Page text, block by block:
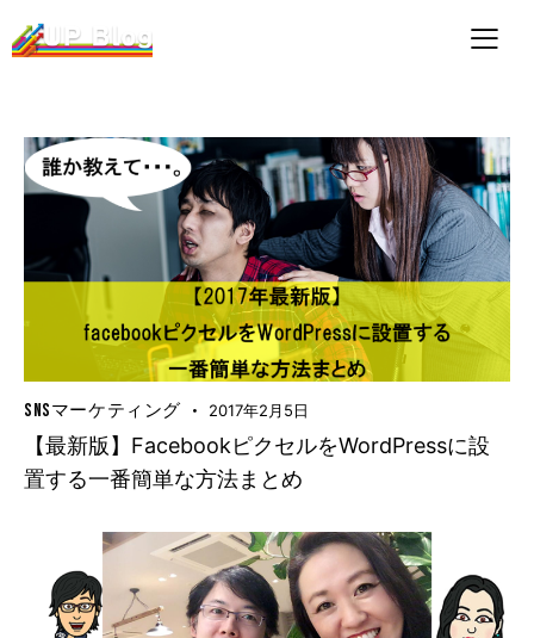
SNSマーケティング 2017年2月5日
【最新版】FacebookピクセルをWordPressに設
置する一番簡単な方法まとめ